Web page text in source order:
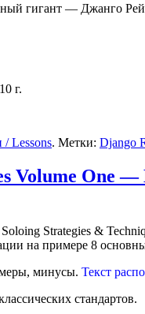
гигант — Джанго
г.
/ Lessons. Метки: Django
One
на примере 8
минусы. Текст
стандартов.